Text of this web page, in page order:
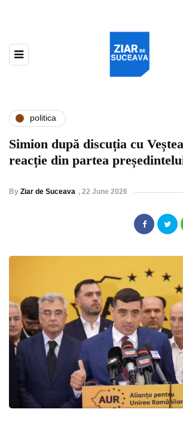
politica
Simion după discuția cu
reacție din partea
By Ziar de Suceava , 22 June 2026